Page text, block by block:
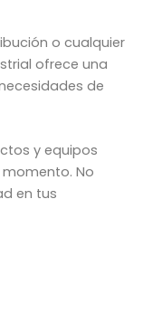
o cualquier
ofrece una
de
y equipos
No
en tus